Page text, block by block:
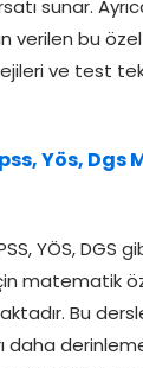
sunar.
verilen bu
ve test
Yös, Dgs
YÖS, DGS
matematik
Bu
daha